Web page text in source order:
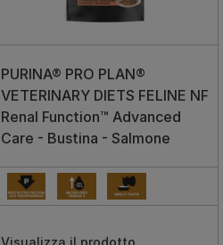
PURINA® PRO PLAN®
VETERINARY DIETS FELINE NF
Renal Function™ Advanced
Care - Bustina - Salmone
Visualizza il prodotto